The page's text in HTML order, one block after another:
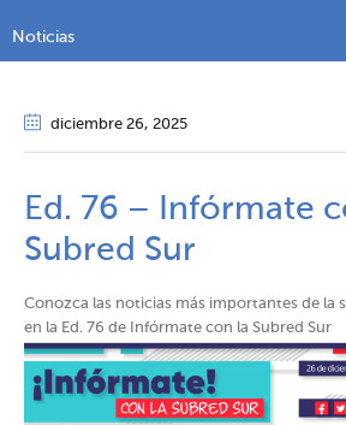
Noticias
diciembre 26, 2025
Ed. 76 – Infórmate
Subred Sur
Conozca las noticias más importantes de la
en la Ed. 76 de Infórmate con la Subred Sur